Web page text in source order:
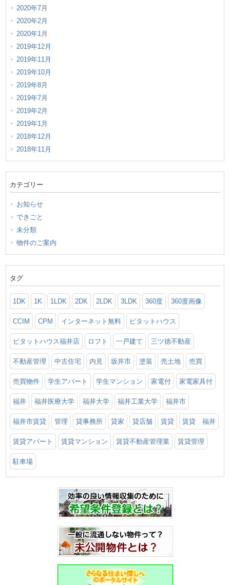
2020年7月
2020年2月
2020年1月
2019年12月
2019年11月
2019年10月
2019年8月
2019年7月
2019年2月
2019年1月
2018年12月
2018年11月
カテゴリー
お知らせ
できごと
未分類
物件のご案内
タグ
1DK 1K 1LDK 2DK 2LDK 3LDK 360度 360度画像
CCIM CPM インターネット無料 ピタットハウス
ピタットハウス福井店 ロフト 一戸建て 三ツ徳不動産
不動産管理 中古住宅 内見 坂井市 塗装 売土地 売買
売買物件 学生アパート 学生マンション 家電付 家電家具付
福井 福井医療大学 福井大学 福井工業大学 福井市
福井市賃貸 管理 貸事務所 貸家 貸店舗 賃貸 賃貸 福井
賃貸アパート 賃貸マンション 賃貸不動産管理業 賃貸管理
駐車場